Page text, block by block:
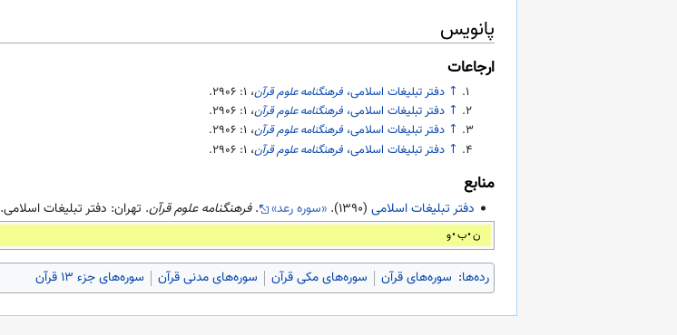
پانویس
ارجاعات
↑ دفتر تبلیغات اسلامی،فرهنگنامه علوم قرآن، ۱:‎ ۲۹۰۶.
↑ دفتر تبلیغات اسلامی،فرهنگنامه علوم قرآن، ۱:‎ ۲۹۰۶.
↑ دفتر تبلیغات اسلامی،فرهنگنامه علوم قرآن، ۱:‎ ۲۹۰۶.
↑ دفتر تبلیغات اسلامی،فرهنگنامه علوم قرآن، ۱:‎ ۲۹۰۶.
منابع
دفتر تبلیغات اسلامی (۱۳۹۰).«سوره رعد» .فرهنگنامه علوم قرآن. تهران: دفتر تبلیغات اسلامی.
ن ب و
رده‌ها: سوره‌های قرآن سوره‌های مکی قرآن سوره‌های مدنی قرآن سوره‌های جزء ۱۳ قرآن